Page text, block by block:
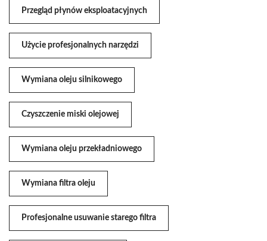
Przegląd płynów eksploatacyjnych
Użycie profesjonalnych narzędzi
Wymiana oleju silnikowego
Czyszczenie miski olejowej
Wymiana oleju przekładniowego
Wymiana filtra oleju
Profesjonalne usuwanie starego filtra